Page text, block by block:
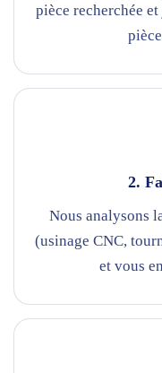
pièce recherchée
2.
Nous analysons
(usinage CNC,
et vous